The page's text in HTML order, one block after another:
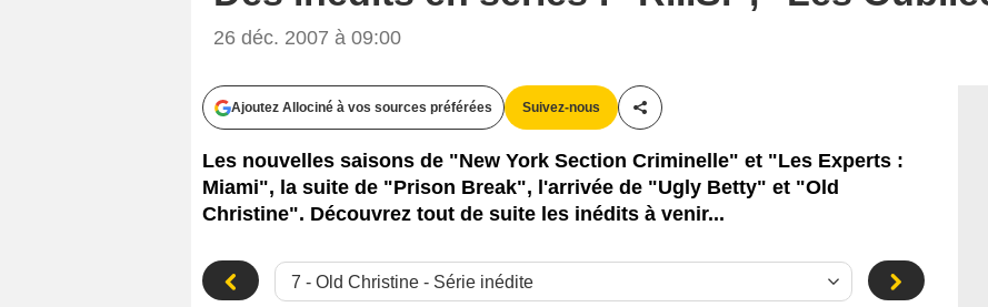
26 déc. 2007 à 09:00
Ajoutez Allociné à vos sources préférées Suivez-nous
Partager cet article
Les nouvelles saisons de "New York Section Criminelle" et "Les Experts :
Miami", la suite de "Prison Break", l'arrivée de "Ugly Betty" et "Old
Christine". Découvrez tout de suite les inédits à venir...